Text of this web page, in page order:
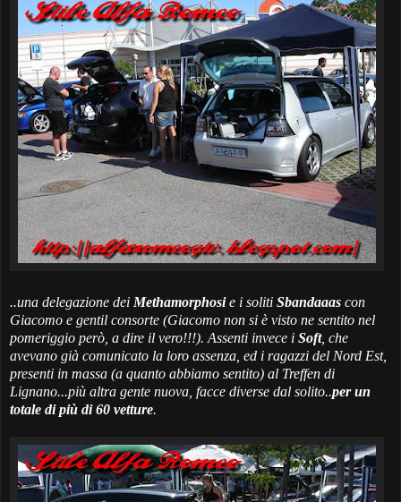
..una delegazione dei Methamorphosie i soliti Sbandaaas con
Giacomo e gentil consorte (Giacomo non si è visto ne sentito nel
pomeriggio però, a dire il vero!!!). Assenti invece i Soft, che
avevano già comunicato la loro assenza, ed i ragazzi del Nord Est,
presenti in massa (a quanto abbiamo sentito) al Treffen di
Lignano...più altra gente nuova, facce diverse dal solito..per un
totale di più di 60 vetture.